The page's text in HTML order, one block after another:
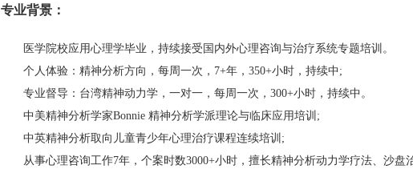
专业背景：
医学院校应用心理学毕业，持续接受国内外心理咨询与治疗系统专题培训。
个人体验：精神分析方向，每周一次，7+年，350+小时，持续中;
专业督导：台湾精神动力学，一对一，每周一次，300+小时，持续中。
中美精神分析学家Bonnie 精神分析学派理论与临床应用培训;
中英精神分析取向儿童青少年心理治疗课程连续培训;
从事心理咨询工作7年，个案时数3000+小时，擅长精神分析动力学疗法、沙盘